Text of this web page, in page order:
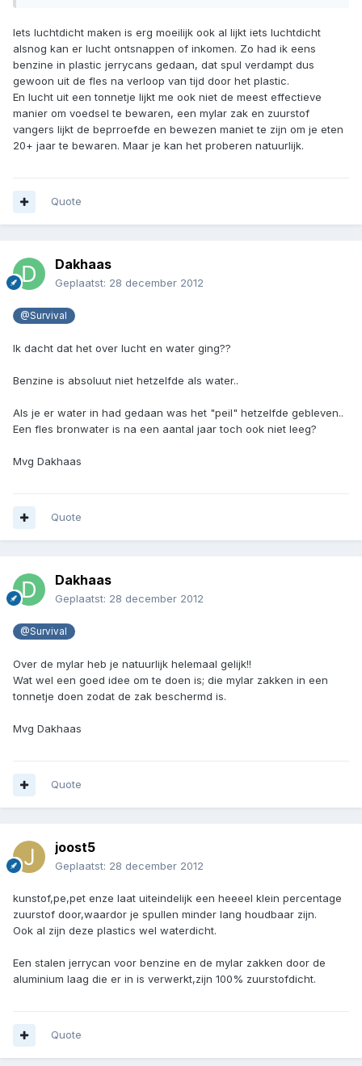
Iets luchtdicht maken is erg moeilijk ook al lijkt iets luchtdicht
alsnog kan er lucht ontsnappen of inkomen. Zo had ik eens
benzine in plastic jerrycans gedaan, dat spul verdampt dus
gewoon uit de fles na verloop van tijd door het plastic.
En lucht uit een tonnetje lijkt me ook niet de meest effectieve
manier om voedsel te bewaren, een mylar zak en zuurstof
vangers lijkt de beprroefde en bewezen maniet te zijn om je eten
20+ jaar te bewaren. Maar je kan het proberen natuurlijk.
Quote
Dakhaas
Geplaatst: 28 december 2012
@Survival
Ik dacht dat het over lucht en water ging??
Benzine is absoluut niet hetzelfde als water..
Als je er water in had gedaan was het "peil" hetzelfde gebleven..
Een fles bronwater is na een aantal jaar toch ook niet leeg?
Mvg Dakhaas
Quote
Dakhaas
Geplaatst: 28 december 2012
@Survival
Over de mylar heb je natuurlijk helemaal gelijk!!
Wat wel een goed idee om te doen is; die mylar zakken in een
tonnetje doen zodat de zak beschermd is.
Mvg Dakhaas
Quote
joost5
Geplaatst: 28 december 2012
kunstof,pe,pet enze laat uiteindelijk een heeeel klein percentage
zuurstof door,waardor je spullen minder lang houdbaar zijn.
Ook al zijn deze plastics wel waterdicht.
Een stalen jerrycan voor benzine en de mylar zakken door de
aluminium laag die er in is verwerkt,zijn 100% zuurstofdicht.
Quote